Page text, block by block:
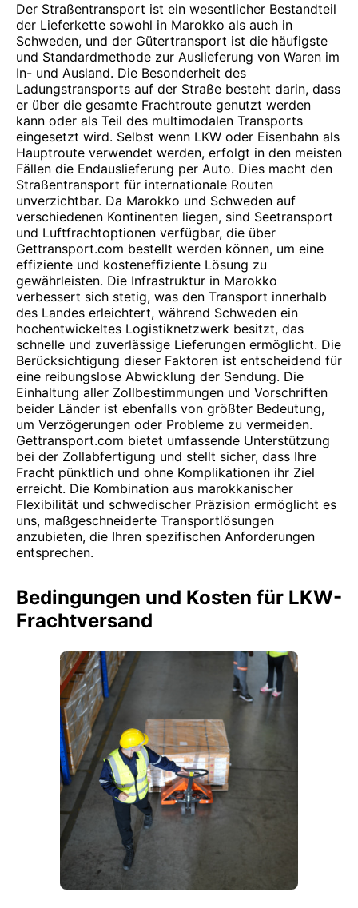
Der Straßentransport ist ein wesentlicher Bestandteil
der Lieferkette sowohl in Marokko als auch in
Schweden, und der Gütertransport ist die häufigste
und Standardmethode zur Auslieferung von Waren im
In- und Ausland. Die Besonderheit des
Ladungstransports auf der Straße besteht darin, dass
er über die gesamte Frachtroute genutzt werden
kann oder als Teil des multimodalen Transports
eingesetzt wird. Selbst wenn LKW oder Eisenbahn als
Hauptroute verwendet werden, erfolgt in den meisten
Fällen die Endauslieferung per Auto. Dies macht den
Straßentransport für internationale Routen
unverzichtbar. Da Marokko und Schweden auf
verschiedenen Kontinenten liegen, sind Seetransport
und Luftfrachtoptionen verfügbar, die über
Gettransport.com bestellt werden können, um eine
effiziente und kosteneffiziente Lösung zu
gewährleisten. Die Infrastruktur in Marokko
verbessert sich stetig, was den Transport innerhalb
des Landes erleichtert, während Schweden ein
hochentwickeltes Logistiknetzwerk besitzt, das
schnelle und zuverlässige Lieferungen ermöglicht. Die
Berücksichtigung dieser Faktoren ist entscheidend für
eine reibungslose Abwicklung der Sendung. Die
Einhaltung aller Zollbestimmungen und Vorschriften
beider Länder ist ebenfalls von größter Bedeutung,
um Verzögerungen oder Probleme zu vermeiden.
Gettransport.com bietet umfassende Unterstützung
bei der Zollabfertigung und stellt sicher, dass Ihre
Fracht pünktlich und ohne Komplikationen ihr Ziel
erreicht. Die Kombination aus marokkanischer
Flexibilität und schwedischer Präzision ermöglicht es
uns, maßgeschneiderte Transportlösungen
anzubieten, die Ihren spezifischen Anforderungen
entsprechen.
Bedingungen und Kosten für LKW-
Frachtversand